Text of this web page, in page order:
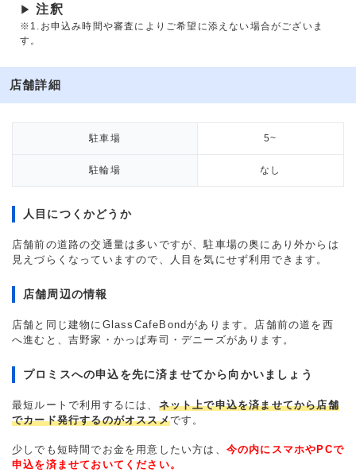
▶ 注釈
※1.お申込み時間や審査によりご希望に添えない場合がございま
す。
店舗詳細
駐車場 5~
駐輪場 なし
人目につくかどうか
店舗前の道路の交通量は多いですが、駐車場の奥にあり外からは
見えづらくなっていますので、人目を気にせず利用できます。
店舗周辺の情報
店舗と同じ建物にGlassCafeBondがあります。店舗前の道を西
へ進むと、吉野家・かっぱ寿司・デニーズがあります。
プロミスへの申込を先に済ませてから向かいましょう
最短ルートで利用するには、 ネット上で申込を済ませてから店舗
でカード発行するのがオススメです。
少しでも短時間でお金を用意したい方は、 今の内にスマホやPCで
申込を済ませておいてください。